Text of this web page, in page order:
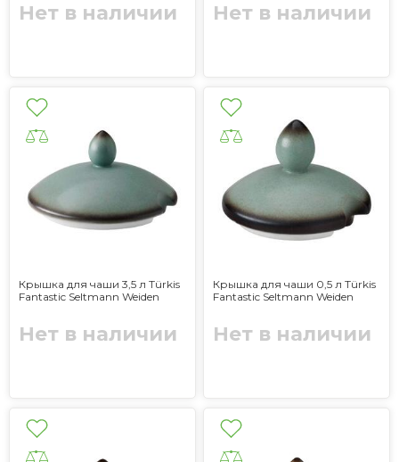
Нет в наличии Нет в наличии
Крышка для чаши 3,5 л Türkis
Fantastic Seltmann Weiden
Нет в наличии
Крышка для чаши 0,5 л Türkis
Fantastic Seltmann Weiden
Нет в наличии